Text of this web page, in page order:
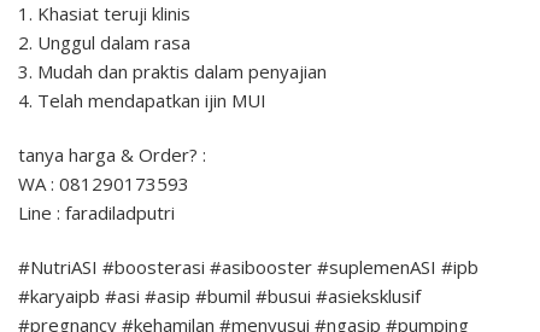
1. Khasiat teruji klinis
2. Unggul dalam rasa
3. Mudah dan praktis dalam penyajian
4. Telah mendapatkan ijin MUI
tanya harga & Order? :
WA : 081290173593
Line : faradiladputri
#NutriASI #boosterasi #asibooster #suplemenASI #ipb
#karyaipb #asi #asip #bumil #busui #asieksklusif
#pregnancy #kehamilan #menyusui #ngasip #pumping